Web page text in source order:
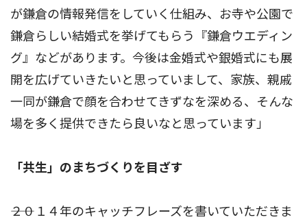
が鎌倉の情報発信をしていく仕組み、お寺や公園で
鎌倉らしい結婚式を挙げてもらう『鎌倉ウエディン
グ』などがあります。今後は金婚式や銀婚式にも展
開を広げていきたいと思っていまして、家族、親戚
一同が鎌倉で顔を合わせてきずなを深める、そんな
場を多く提供できたら良いなと思っています」
「共生」のまちづくりを目ざす
――２０１４年のキャッチフレーズを書いていただきま